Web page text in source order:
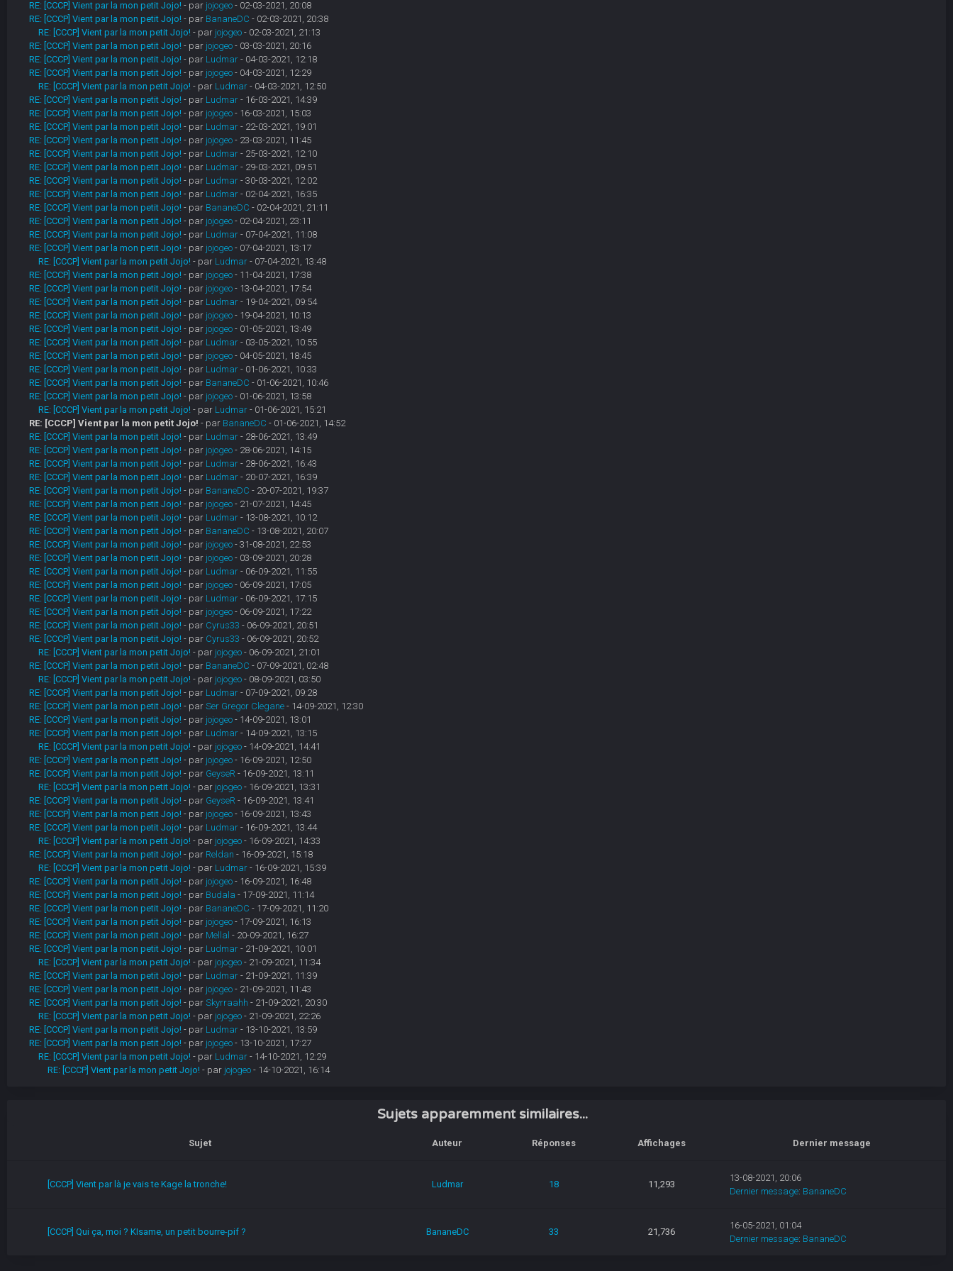
RE: [CCCP] Vient par la mon petit Jojo! - par jojogeo- 02-03-2021, 20:08
RE: [CCCP] Vient par la mon petit Jojo! - par BananeDC - 02-03-2021, 20:38
RE: [CCCP] Vient par la mon petit Jojo! - par jojogeo- 02-03-2021, 21:13
RE: [CCCP] Vient par la mon petit Jojo! - par jojogeo- 03-03-2021, 20:16
RE: [CCCP] Vient par la mon petit Jojo! - par Ludmar- 04-03-2021, 12:18
RE: [CCCP] Vient par la mon petit Jojo! - par jojogeo- 04-03-2021, 12:29
RE: [CCCP] Vient par la mon petit Jojo! - par Ludmar- 04-03-2021, 12:50
RE: [CCCP] Vient par la mon petit Jojo! - par Ludmar- 16-03-2021, 14:39
RE: [CCCP] Vient par la mon petit Jojo! - par jojogeo- 16-03-2021, 15:03
RE: [CCCP] Vient par la mon petit Jojo! - par Ludmar- 22-03-2021, 19:01
RE: [CCCP] Vient par la mon petit Jojo! - par jojogeo- 23-03-2021, 11:45
RE: [CCCP] Vient par la mon petit Jojo! - par Ludmar- 25-03-2021, 12:10
RE: [CCCP] Vient par la mon petit Jojo! - par Ludmar- 29-03-2021, 09:51
RE: [CCCP] Vient par la mon petit Jojo! - par Ludmar- 30-03-2021, 12:02
RE: [CCCP] Vient par la mon petit Jojo! - par Ludmar- 02-04-2021, 16:35
RE: [CCCP] Vient par la mon petit Jojo! - par BananeDC - 02-04-2021, 21:11
RE: [CCCP] Vient par la mon petit Jojo! - par jojogeo- 02-04-2021, 23:11
RE: [CCCP] Vient par la mon petit Jojo! - par Ludmar- 07-04-2021, 11:08
RE: [CCCP] Vient par la mon petit Jojo! - par jojogeo- 07-04-2021, 13:17
RE: [CCCP] Vient par la mon petit Jojo! - par Ludmar- 07-04-2021, 13:48
RE: [CCCP] Vient par la mon petit Jojo! - par jojogeo- 11-04-2021, 17:38
RE: [CCCP] Vient par la mon petit Jojo! - par jojogeo- 13-04-2021, 17:54
RE: [CCCP] Vient par la mon petit Jojo! - par Ludmar- 19-04-2021, 09:54
RE: [CCCP] Vient par la mon petit Jojo! - par jojogeo- 19-04-2021, 10:13
RE: [CCCP] Vient par la mon petit Jojo! - par jojogeo- 01-05-2021, 13:49
RE: [CCCP] Vient par la mon petit Jojo! - par Ludmar- 03-05-2021, 10:55
RE: [CCCP] Vient par la mon petit Jojo! - par jojogeo- 04-05-2021, 18:45
RE: [CCCP] Vient par la mon petit Jojo! - par Ludmar- 01-06-2021, 10:33
RE: [CCCP] Vient par la mon petit Jojo! - par BananeDC - 01-06-2021, 10:46
RE: [CCCP] Vient par la mon petit Jojo! - par jojogeo- 01-06-2021, 13:58
RE: [CCCP] Vient par la mon petit Jojo! - par Ludmar- 01-06-2021, 15:21
RE: [CCCP] Vient par la mon petit Jojo! - par BananeDC - 01-06-2021, 14:52
RE: [CCCP] Vient par la mon petit Jojo! - par Ludmar- 28-06-2021, 13:49
RE: [CCCP] Vient par la mon petit Jojo! - par jojogeo- 28-06-2021, 14:15
RE: [CCCP] Vient par la mon petit Jojo! - par Ludmar- 28-06-2021, 16:43
RE: [CCCP] Vient par la mon petit Jojo! - par Ludmar- 20-07-2021, 16:39
RE: [CCCP] Vient par la mon petit Jojo! - par BananeDC - 20-07-2021, 19:37
RE: [CCCP] Vient par la mon petit Jojo! - par jojogeo- 21-07-2021, 14:45
RE: [CCCP] Vient par la mon petit Jojo! - par Ludmar- 13-08-2021, 10:12
RE: [CCCP] Vient par la mon petit Jojo! - par BananeDC - 13-08-2021, 20:07
RE: [CCCP] Vient par la mon petit Jojo! - par jojogeo- 31-08-2021, 22:53
RE: [CCCP] Vient par la mon petit Jojo! - par jojogeo- 03-09-2021, 20:28
RE: [CCCP] Vient par la mon petit Jojo! - par Ludmar- 06-09-2021, 11:55
RE: [CCCP] Vient par la mon petit Jojo! - par jojogeo- 06-09-2021, 17:05
RE: [CCCP] Vient par la mon petit Jojo! - par Ludmar- 06-09-2021, 17:15
RE: [CCCP] Vient par la mon petit Jojo! - par jojogeo- 06-09-2021, 17:22
RE: [CCCP] Vient par la mon petit Jojo! - par Cyrus33 - 06-09-2021, 20:51
RE: [CCCP] Vient par la mon petit Jojo! - par Cyrus33 - 06-09-2021, 20:52
RE: [CCCP] Vient par la mon petit Jojo! - par jojogeo- 06-09-2021, 21:01
RE: [CCCP] Vient par la mon petit Jojo! - par BananeDC - 07-09-2021, 02:48
RE: [CCCP] Vient par la mon petit Jojo! - par jojogeo- 08-09-2021, 03:50
RE: [CCCP] Vient par la mon petit Jojo! - par Ludmar- 07-09-2021, 09:28
RE: [CCCP] Vient par la mon petit Jojo! - par Ser Gregor Clegane- 14-09-2021, 12:30
RE: [CCCP] Vient par la mon petit Jojo! - par jojogeo- 14-09-2021, 13:01
RE: [CCCP] Vient par la mon petit Jojo! - par Ludmar- 14-09-2021, 13:15
RE: [CCCP] Vient par la mon petit Jojo! - par jojogeo- 14-09-2021, 14:41
RE: [CCCP] Vient par la mon petit Jojo! - par jojogeo- 16-09-2021, 12:50
RE: [CCCP] Vient par la mon petit Jojo! - par GeyseR - 16-09-2021, 13:11
RE: [CCCP] Vient par la mon petit Jojo! - par jojogeo- 16-09-2021, 13:31
RE: [CCCP] Vient par la mon petit Jojo! - par GeyseR - 16-09-2021, 13:41
RE: [CCCP] Vient par la mon petit Jojo! - par jojogeo- 16-09-2021, 13:43
RE: [CCCP] Vient par la mon petit Jojo! - par Ludmar- 16-09-2021, 13:44
RE: [CCCP] Vient par la mon petit Jojo! - par jojogeo- 16-09-2021, 14:33
RE: [CCCP] Vient par la mon petit Jojo! - par Reldan - 16-09-2021, 15:18
RE: [CCCP] Vient par la mon petit Jojo! - par Ludmar- 16-09-2021, 15:39
RE: [CCCP] Vient par la mon petit Jojo! - par jojogeo- 16-09-2021, 16:48
RE: [CCCP] Vient par la mon petit Jojo! - par Budala - 17-09-2021, 11:14
RE: [CCCP] Vient par la mon petit Jojo! - par BananeDC - 17-09-2021, 11:20
RE: [CCCP] Vient par la mon petit Jojo! - par jojogeo- 17-09-2021, 16:13
RE: [CCCP] Vient par la mon petit Jojo! - par Mellal - 20-09-2021, 16:27
RE: [CCCP] Vient par la mon petit Jojo! - par Ludmar- 21-09-2021, 10:01
RE: [CCCP] Vient par la mon petit Jojo! - par jojogeo- 21-09-2021, 11:34
RE: [CCCP] Vient par la mon petit Jojo! - par Ludmar- 21-09-2021, 11:39
RE: [CCCP] Vient par la mon petit Jojo! - par jojogeo- 21-09-2021, 11:43
RE: [CCCP] Vient par la mon petit Jojo! - par Skyrraahh - 21-09-2021, 20:30
RE: [CCCP] Vient par la mon petit Jojo! - par jojogeo- 21-09-2021, 22:26
RE: [CCCP] Vient par la mon petit Jojo! - par Ludmar- 13-10-2021, 13:59
RE: [CCCP] Vient par la mon petit Jojo! - par jojogeo- 13-10-2021, 17:27
RE: [CCCP] Vient par la mon petit Jojo! - par Ludmar- 14-10-2021, 12:29
RE: [CCCP] Vient par la mon petit Jojo! - par jojogeo- 14-10-2021, 16:14
Sujets apparemment similaires...
Sujet Auteur Réponses Affichages Dernier message
[CCCP] Vient par là je vais te Kage la tronche! Ludmar 18 11,293
13-08-2021, 20:06
Dernier message: BananeDC
[CCCP] Qui ça, moi ? KIsame, un petit bourre-pif ? BananeDC 33 21,736
16-05-2021, 01:04
Dernier message: BananeDC